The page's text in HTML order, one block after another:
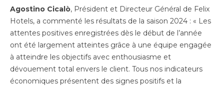
Agostino Cicalò, Président et Directeur Général de Felix
Hotels, a commenté les résultats de la saison 2024 : « Les
attentes positives enregistrées dès le début de l’année
ont été largement atteintes grâce à une équipe engagée
à atteindre les objectifs avec enthousiasme et
dévouement total envers le client. Tous nos indicateurs
économiques présentent des signes positifs et la